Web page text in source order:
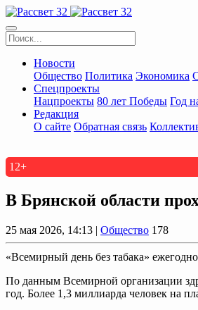
Новости
Общество Политика Экономика
Спецпроекты
Нацпроекты 80 лет Победы Год
Редакция
О сайте Обратная связь
12+
В Брянской области
25 мая 2026, 14:13 | Общество 178
«Всемирный день без табака»
По данным Всемирной организации
год. Более 1,3 миллиарда человек на